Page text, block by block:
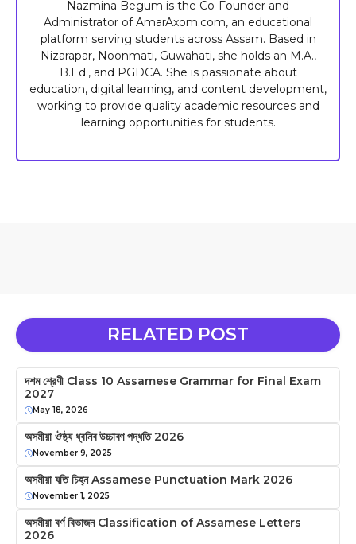
Nazmina Begum is the Co-Founder and
Administrator of AmarAxom.com, an educational
platform serving students across Assam. Based in
Nizarapar, Noonmati, Guwahati, she holds an M.A.,
B.Ed., and PGDCA. She is passionate about
education, digital learning, and content development,
working to provide quality academic resources and
learning opportunities for students.
RELATED POST
দশম শ্রেণী Class 10 Assamese Grammar for Final Exam
2027
May 18, 2026
অসমীয়া ঔষ্ঠ্য ধ্বনিৰ উচ্চাৰণ পদ্ধতি 2026
November 9, 2025
অসমীয়া যতি চিহ্ন Assamese Punctuation Mark 2026
November 1, 2025
অসমীয়া বৰ্ণ বিভাজন Classification of Assamese Letters
2026